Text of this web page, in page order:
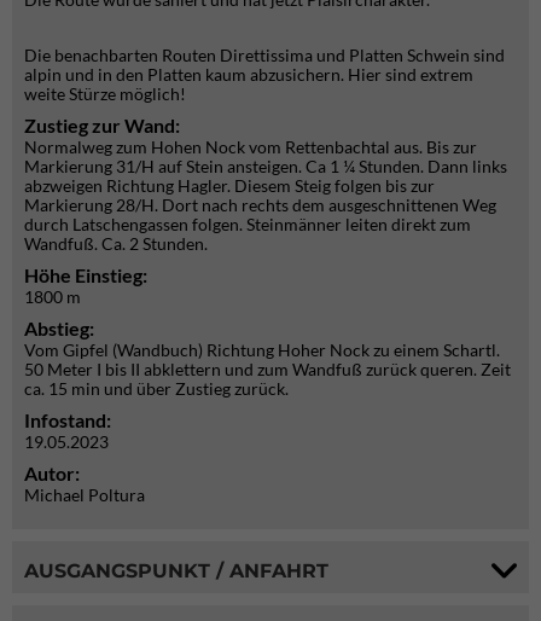
Die benachbarten Routen Direttissima und Platten Schwein sind
alpin und in den Platten kaum abzusichern. Hier sind extrem
weite Stürze möglich!
Zustieg zur Wand:
Normalweg zum Hohen Nock vom Rettenbachtal aus. Bis zur
Markierung 31/H auf Stein ansteigen. Ca 1 ¼ Stunden. Dann links
abzweigen Richtung Hagler. Diesem Steig folgen bis zur
Markierung 28/H. Dort nach rechts dem ausgeschnittenen Weg
durch Latschengassen folgen. Steinmänner leiten direkt zum
Wandfuß. Ca. 2 Stunden.
Höhe Einstieg:
1800 m
Abstieg:
Vom Gipfel (Wandbuch) Richtung Hoher Nock zu einem Schartl.
50 Meter I bis II abklettern und zum Wandfuß zurück queren. Zeit
ca. 15 min und über Zustieg zurück.
Infostand:
19.05.2023
Autor:
Michael Poltura
AUSGANGSPUNKT / ANFAHRT